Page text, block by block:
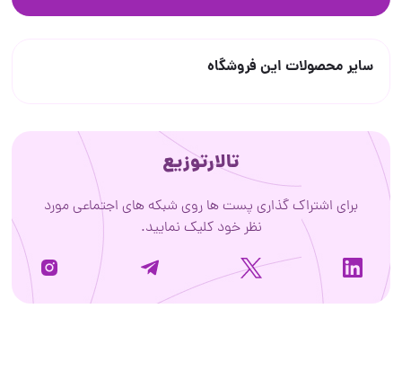
سایر محصولات این فروشگاه
تالارتوزیع
برای اشتراک گذاری پست ها روی شبکه های اجتماعی مورد
نظر خود کلیک نمایید.